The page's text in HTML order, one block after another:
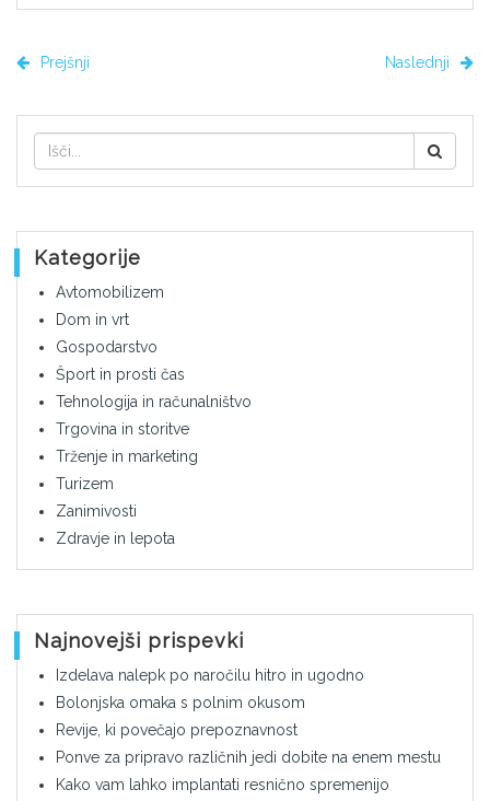
Prejšnji Naslednji
Kategorije
Avtomobilizem
Dom in vrt
Gospodarstvo
Šport in prosti čas
Tehnologija in računalništvo
Trgovina in storitve
Trženje in marketing
Turizem
Zanimivosti
Zdravje in lepota
Najnovejši prispevki
Izdelava nalepk po naročilu hitro in ugodno
Bolonjska omaka s polnim okusom
Revije, ki povečajo prepoznavnost
Ponve za pripravo različnih jedi dobite na enem mestu
Kako vam lahko implantati resnično spremenijo